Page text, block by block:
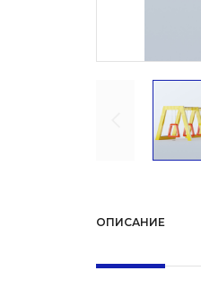
ОПИСАНИЕ